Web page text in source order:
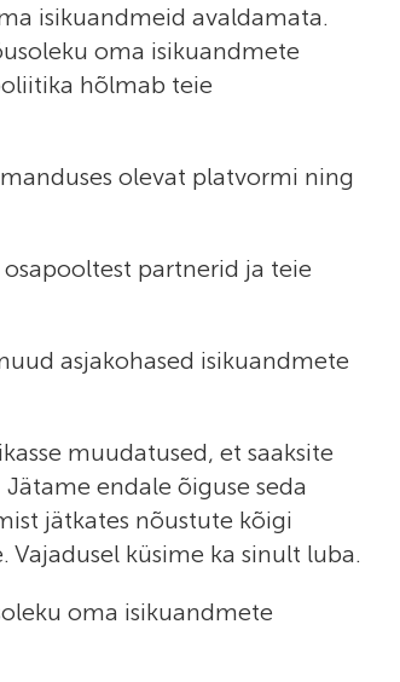
isikuandmeid avaldamata.
oma isikuandmete
hõlmab teie
olevat platvormi ning
partnerid ja teie
asjakohased isikuandmete
muudatused, et saaksite
endale õiguse seda
jätkates nõustute kõigi
küsime ka sinult luba.
oma isikuandmete